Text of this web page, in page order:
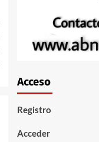
Acceso
Registro
Acceder